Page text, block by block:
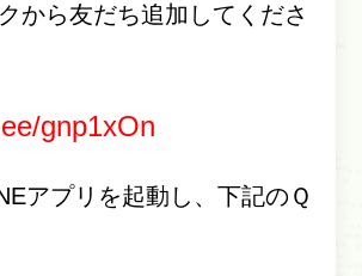
から友だち追加してくださ
gnp1xOn
アプリを起動し、下記のＱ